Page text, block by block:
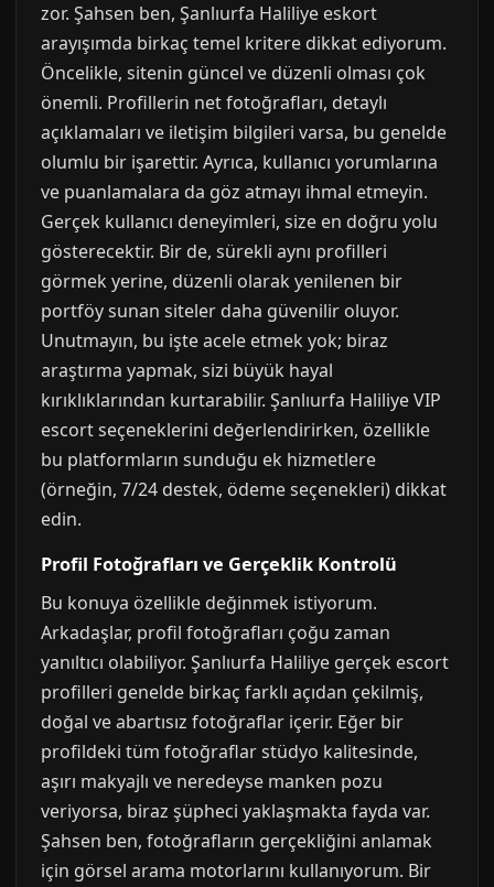
zor. Şahsen ben, Şanlıurfa Haliliye eskort
arayışımda birkaç temel kritere dikkat ediyorum.
Öncelikle, sitenin güncel ve düzenli olması çok
önemli. Profillerin net fotoğrafları, detaylı
açıklamaları ve iletişim bilgileri varsa, bu genelde
olumlu bir işarettir. Ayrıca, kullanıcı yorumlarına
ve puanlamalara da göz atmayı ihmal etmeyin.
Gerçek kullanıcı deneyimleri, size en doğru yolu
gösterecektir. Bir de, sürekli aynı profilleri
görmek yerine, düzenli olarak yenilenen bir
portföy sunan siteler daha güvenilir oluyor.
Unutmayın, bu işte acele etmek yok; biraz
araştırma yapmak, sizi büyük hayal
kırıklıklarından kurtarabilir. Şanlıurfa Haliliye VIP
escort seçeneklerini değerlendirirken, özellikle
bu platformların sunduğu ek hizmetlere
(örneğin, 7/24 destek, ödeme seçenekleri) dikkat
edin.
Profil Fotoğrafları ve Gerçeklik Kontrolü
Bu konuya özellikle değinmek istiyorum.
Arkadaşlar, profil fotoğrafları çoğu zaman
yanıltıcı olabiliyor. Şanlıurfa Haliliye gerçek escort
profilleri genelde birkaç farklı açıdan çekilmiş,
doğal ve abartısız fotoğraflar içerir. Eğer bir
profildeki tüm fotoğraflar stüdyo kalitesinde,
aşırı makyajlı ve neredeyse manken pozu
veriyorsa, biraz şüpheci yaklaşmakta fayda var.
Şahsen ben, fotoğrafların gerçekliğini anlamak
için görsel arama motorlarını kullanıyorum. Bir